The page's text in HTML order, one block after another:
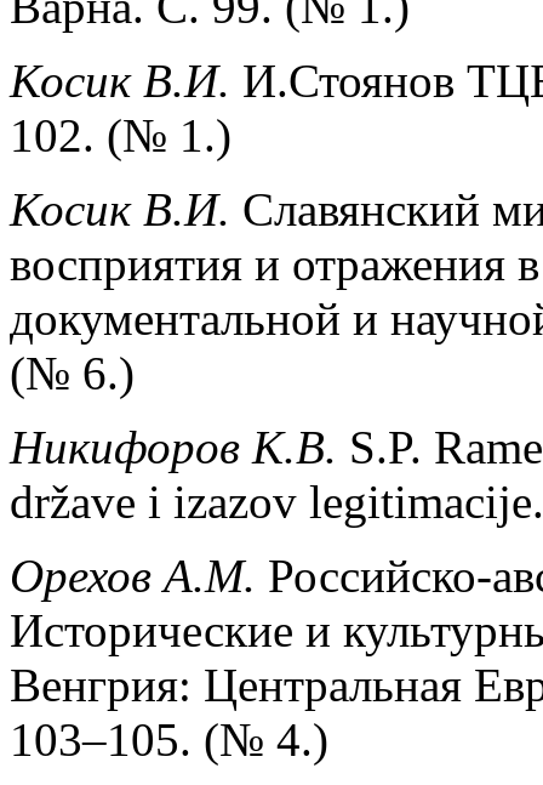
Косик В.И. И.Стоянов
102. (№ 1.)
Косик В.И. Славянский
восприятия и отражения
документальной и
(№ 6.)
Никифоров К.В. S.P.
države i izazov
Орехов А.М. Российско-
Исторические и
Венгрия: Центральная
103–105. (№ 4.)